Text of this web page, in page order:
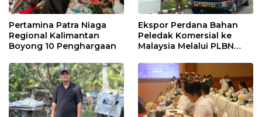
Pertamina Patra Niaga
Regional Kalimantan
Boyong 10 Penghargaan
Ekspor Perdana Bahan
Peledak Komersial ke
Malaysia Melalui PLBN